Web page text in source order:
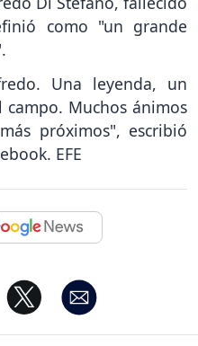
como "un grande
Una leyenda, un
Muchos ánimos
próximos", escribió
EFE